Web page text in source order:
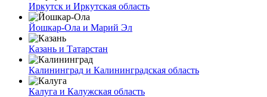
Иркутск и Иркутская область
Йошкар-Ола и Марий Эл
Казань и Татарстан
Калининград и Калининградская область
Калуга и Калужская область